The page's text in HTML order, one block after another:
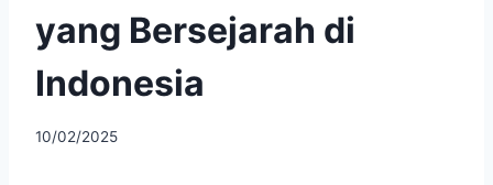
yang Bersejarah di
Indonesia
By
10/02/2025